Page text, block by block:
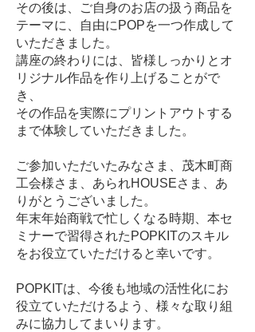
その後は、ご自身のお店の扱う商品を
テーマに、自由にPOPを一つ作成して
いただきました。
講座の終わりには、皆様しっかりとオ
リジナル作品を作り上げることがで
き、
その作品を実際にプリントアウトする
まで体験していただきました。
ご参加いただいたみなさま、茂木町商
工会様さま、あられHOUSEさま、あ
りがとうございました。
年末年始商戦で忙しくなる時期、本セ
ミナーで習得されたPOPKITのスキル
をお役立ていただけると幸いです。
POPKITは、今後も地域の活性化にお
役立ていただけるよう、様々な取り組
みに協力してまいります。